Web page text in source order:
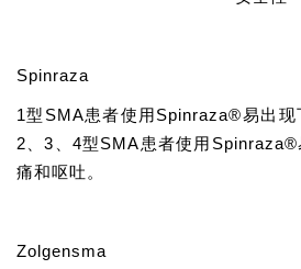
Spinraza
1型SMA患者使用Spinraza®易出现
2、3、4型SMA患者使用
痛和呕吐。
Zolgensma